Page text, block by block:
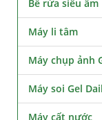
Bể rửa siêu âm
Máy li tâm
Máy chụp ảnh
Máy soi Gel
Máy cất nước